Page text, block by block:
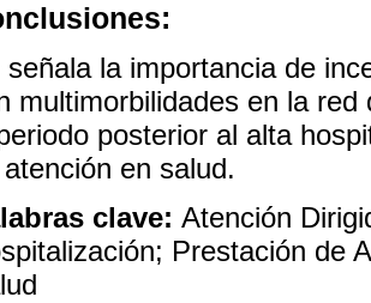
señala la importancia de
multimorbilidades en la
posterior al alta
en salud.
clave: Atención
Prestación de